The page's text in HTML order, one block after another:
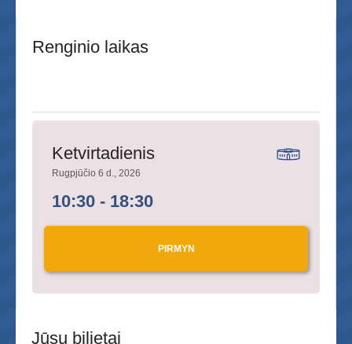
Renginio laikas
Ketvirtadienis
Rugpjūčio 6 d., 2026
10:30 - 18:30
PIRMYN
Jūsų bilietai